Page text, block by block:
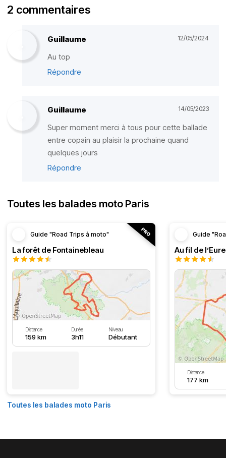
2 commentaires
Guillaume 12/05/2024
Au top
Répondre
Guillaume 14/05/2023
Super moment merci à tous pour cette ballade
entre copain au plaisir la prochaine quand
quelques jours
Répondre
Toutes les balades moto Paris
Guide "Road Trips à moto"
La forêt de Fontainebleau
Distance
159 km
Durée
3h11
Niveau
Débutant
Guide
Au fil de l’Eure
Distance
177 km
Toutes les balades moto Paris